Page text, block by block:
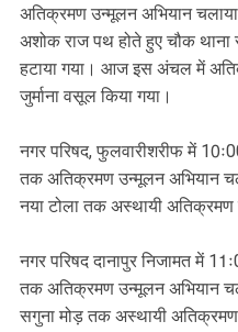
अतिक्रमण उन्मूलन अभियान
अशोक राज पथ होते हुए चौक
हटाया गया। आज इस अंचल में
जुर्माना वसूल किया गया।
नगर परिषद, फुलवारीशरीफ में
तक अतिक्रमण उन्मूलन अभियान
नया टोला तक अस्थायी अतिक्रमण
नगर परिषद दानापुर निजामत में
तक अतिक्रमण उन्मूलन अभियान
सगुना मोड़ तक अस्थायी